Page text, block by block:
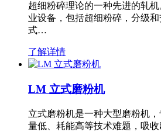
超细粉碎理论的一种先进的轧
业设备，包括超细粉碎，分级
式…
了解详情
LM 立式磨粉机
立式磨粉机是一种大型磨粉机
量低、耗能高等技术难题，吸